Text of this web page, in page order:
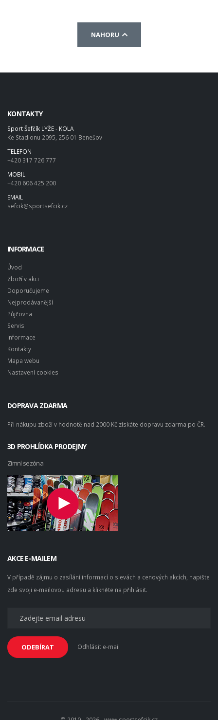
NAHORU
KONTAKTY
Sport Šefčík LYŽE - KOLA
Ke Stadionu 2095, 256 01 Benešov
TELEFON
+420 317 726 777
MOBIL
+420 606 425 200
EMAIL
sefcik@sportsefcik.cz
INFORMACE
Úvod
Zboží v akci
Doporučujeme
Nejprodávanější
Půjčovna
Servis
Informace
Kontakty
Mapa webu
Nastavení cookies
DOPRAVA ZDARMA
Při nákupu zboží v hodnotě nad 2000 Kč získáte dopravu zdarma po ČR.
3D PROHLÍDKA PRODEJNY
Zimní sezóna
AKCE E-MAILEM
V případě zájmu o zasílání informací o slevách a cenových akcích, napište
zde svoji e-mailovou adresu a klikněte na přihlásit.
ODEBÍRAT Odhlásit e-mail